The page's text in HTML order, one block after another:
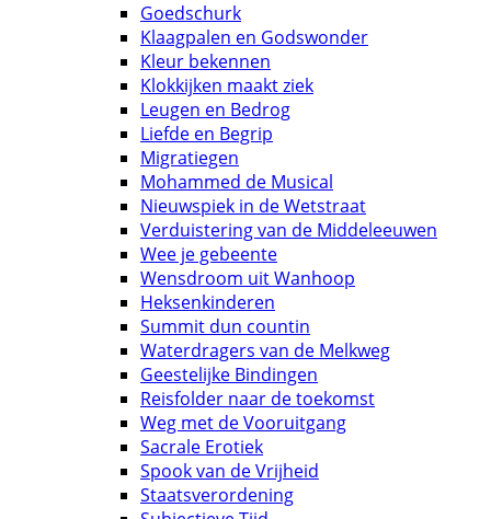
Goedschurk
Klaagpalen en Godswonder
Kleur bekennen
Klokkijken maakt ziek
Leugen en Bedrog
Liefde en Begrip
Migratiegen
Mohammed de Musical
Nieuwspiek in de Wetstraat
Verduistering van de Middeleeuwen
Wee je gebeente
Wensdroom uit Wanhoop
Heksenkinderen
Summit dun countin
Waterdragers van de Melkweg
Geestelijke Bindingen
Reisfolder naar de toekomst
Weg met de Vooruitgang
Sacrale Erotiek
Spook van de Vrijheid
Staatsverordening